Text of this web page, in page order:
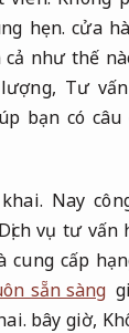
hẹn. cửa
như thế
Tư
bạn có
Nay
vụ tư
cấp
sẵn sàng
bây giờ,